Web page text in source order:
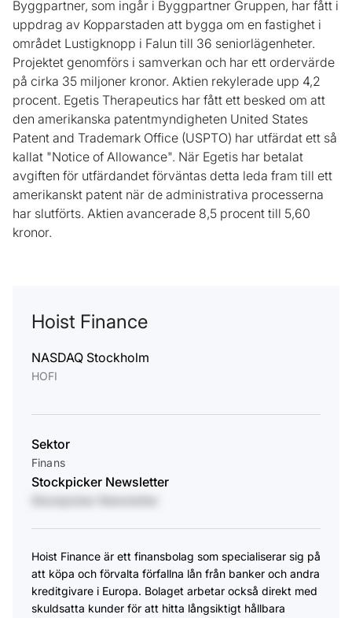
Byggpartner, som ingår i Byggpartner Gruppen, har fått i
uppdrag av Kopparstaden att bygga om en fastighet i
området Lustigknopp i Falun till 36 seniorlägenheter.
Projektet genomförs i samverkan och har ett ordervärde
på cirka 35 miljoner kronor. Aktien rekylerade upp 4,2
procent. Egetis Therapeutics har fått ett besked om att
den amerikanska patentmyndigheten United States
Patent and Trademark Office (USPTO) har utfärdat ett så
kallat "Notice of Allowance". När Egetis har betalat
avgiften för utfärdandet förväntas detta leda fram till ett
amerikanskt patent när de administrativa processerna
har slutförts. Aktien avancerade 8,5 procent till 5,60
kronor.
Hoist Finance
NASDAQ Stockholm
HOFI
Sektor
Finans
Stockpicker Newsletter
Hoist Finance är ett finansbolag som specialiserar sig på
att köpa och förvalta förfallna lån från banker och andra
kreditgivare i Europa. Bolaget arbetar också direkt med
skuldsatta kunder för att hitta långsiktigt hållbara